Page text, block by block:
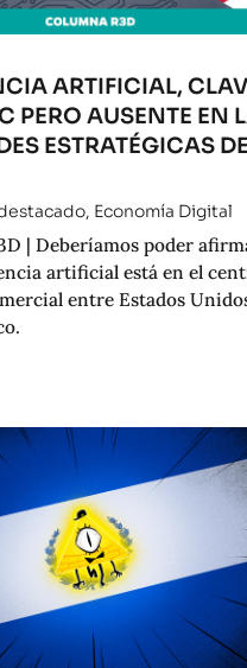
ARTIFICIAL,
PERO AUSENTE EN
ESTRATÉGICAS DE
, Economía Digital
| Deberíamos poder
artificial está en el
entre Estados